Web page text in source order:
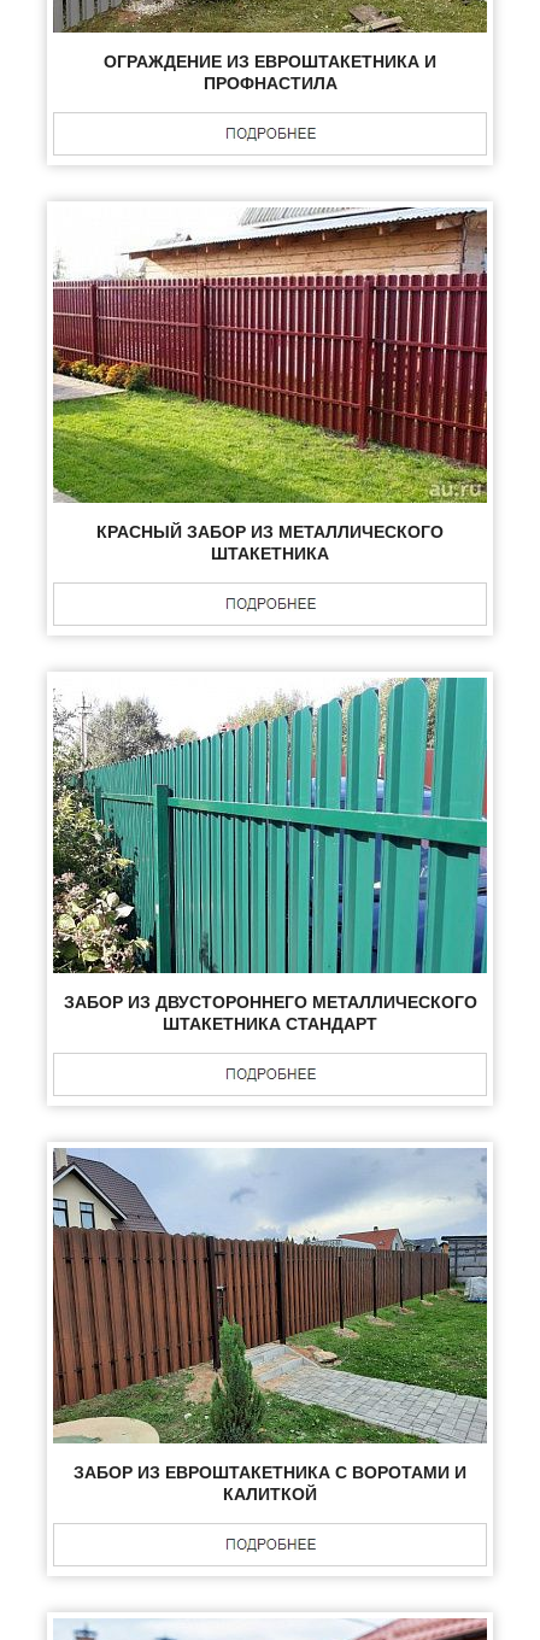
ОГРАЖДЕНИЕ ИЗ ЕВРОШТАКЕТНИКА И
ПРОФНАСТИЛА
КРАСНЫЙ ЗАБОР ИЗ МЕТАЛЛИЧЕСКОГО
ШТАКЕТНИКА
ЗАБОР ИЗ ДВУСТОРОННЕГО МЕТАЛЛИЧЕСКОГО
ШТАКЕТНИКА СТАНДАРТ
ЗАБОР ИЗ ЕВРОШТАКЕТНИКА С ВОРОТАМИ И
КАЛИТКОЙ